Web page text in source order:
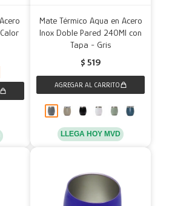
Mate Térmico Aqua en Acero
Inox Doble Pared 240Ml con
Tapa - Gris
$ 519
LLEGA HOY MVD